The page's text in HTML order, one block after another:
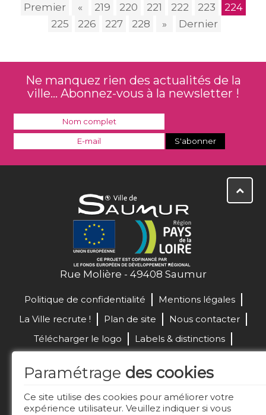
Premier « 219 220 221 222 223
224
225
226 227 228 » Dernier
Paramétrage des cookies
Ce site utilise des cookies pour améliorer votre
expérience utilisateur. Veuillez indiquer si vous
Ne manquez rien des actualités de la
ville... Abonnez-vous à la newsletter !
Rue Molière - 49408 Saumur
Politique de confidentialité
Mentions légales
La Ville recrute !
Plan de site
Nous contacter
Télécharger le logo
Labels & distinctions
Réalisation de site :